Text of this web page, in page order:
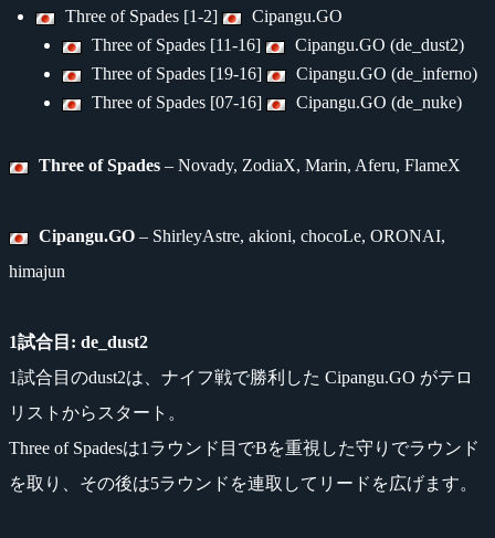
Three of Spades [1-2]
Cipangu.GO
Three of Spades [11-16]
Cipangu.GO (de_dust2)
Three of Spades [19-16]
Cipangu.GO (de_inferno)
Three of Spades [07-16]
Cipangu.GO (de_nuke)
Three of Spades– Novady, ZodiaX, Marin, Aferu, FlameX
Cipangu.GO– ShirleyAstre, akioni, chocoLe, ORONAI,
himajun
1試合目: de_dust2
1試合目のdust2は、ナイフ戦で勝利した Cipangu.GO がテロ
リストからスタート。
Three of Spadesは1ラウンド目でBを重視した守りでラウンド
を取り、その後は5ラウンドを連取してリードを広げます。